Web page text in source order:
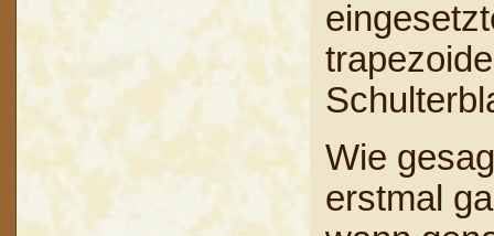
Wie
erstmal